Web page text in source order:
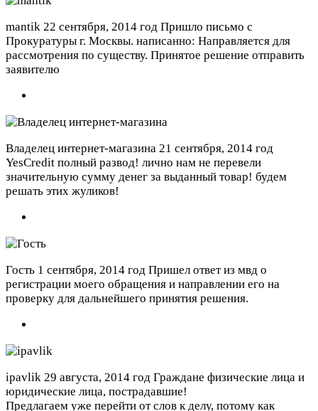
mantik 22 сентября, 2014 год Пришло письмо с
Прокуратуры г. Москвы. написанно: Направляется для
рассмотрения по существу. Принятое решение отправить
заявителю
Владелец интернет-магазина 21 сентября, 2014 год
YesCredit полный развод! лично нам не перевели
значительную сумму денег за выданный товар! будем
решать этих жуликов!
Гость 1 сентября, 2014 год Пришел ответ из мвд о
регистрации моего обращения и направлении его на
проверку для дальнейшего принятия решения.
ipavlik 29 августа, 2014 год Граждане физические лица и
юридические лица, пострадавшие!
Предлагаем уже перейти от слов к делу, потому как